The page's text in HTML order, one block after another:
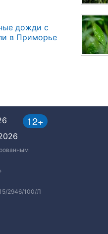
дожди с
в Приморье
12+
2946/100/Л